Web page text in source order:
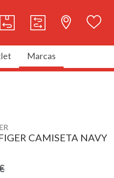
Marcas
CAMISETA NAVY